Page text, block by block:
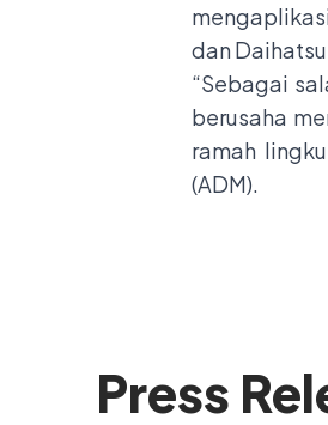
dan
“Sebagai
berusaha
ramah
(ADM).
Press